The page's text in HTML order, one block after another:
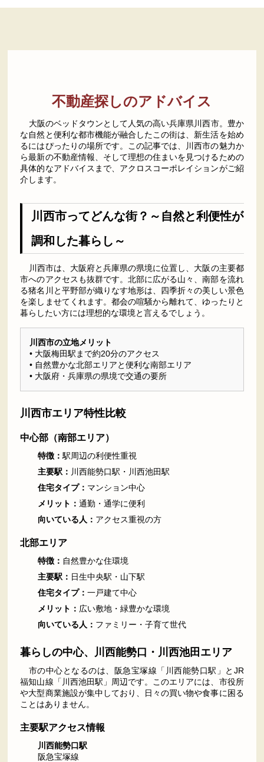
不動産探しのアドバイス
大阪のベッドタウンとして人気の高い兵庫県川西市。豊か
な自然と便利な都市機能が融合したこの街は、新生活を始め
るにはぴったりの場所です。この記事では、川西市の魅力か
ら最新の不動産情報、そして理想の住まいを見つけるための
具体的なアドバイスまで、アクロスコーポレイションがご紹
介します。
川西市ってどんな街？～自然と利便性が
調和した暮らし～
川西市は、大阪府と兵庫県の県境に位置し、大阪の主要都
市へのアクセスも抜群です。北部に広がる山々、南部を流れ
る猪名川と平野部が織りなす地形は、四季折々の美しい景色
を楽しませてくれます。都会の喧騒から離れて、ゆったりと
暮らしたい方には理想的な環境と言えるでしょう。
川西市の立地メリット
• 大阪梅田駅まで約20分のアクセス
• 自然豊かな北部エリアと便利な南部エリア
• 大阪府・兵庫県の県境で交通の要所
川西市エリア特性比較
中心部（南部エリア）
特徴：駅周辺の利便性重視
主要駅： 川西能勢口駅・川西池田駅
住宅タイプ： マンション中心
メリット：通勤・通学に便利
向いている人： アクセス重視の方
北部エリア
特徴： 自然豊かな住環境
主要駅： 日生中央駅・山下駅
住宅タイプ：一戸建て中心
メリット： 広い敷地・緑豊かな環境
向いている人： ファミリー・子育て世代
暮らしの中心、川西能勢口・川西池田エリア
市の中心となるのは、阪急宝塚線「川西能勢口駅」とJR
福知山線「川西池田駅」周辺です。このエリアには、市役所
や大型商業施設が集中しており、日々の買い物や食事に困る
ことはありません。
主要駅アクセス情報
川西能勢口駅
阪急宝塚線